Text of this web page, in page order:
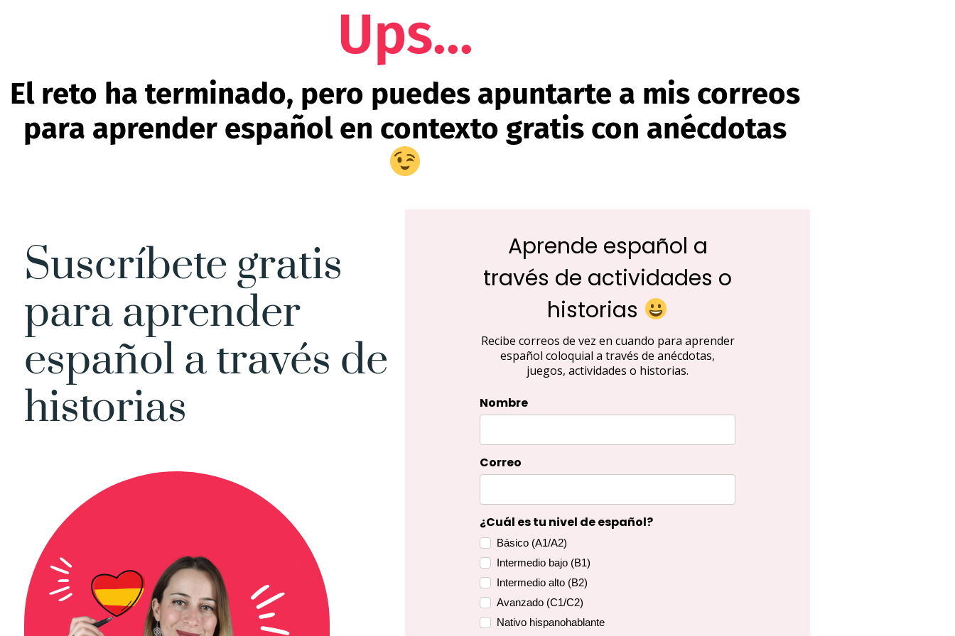
contenido
Ups...
El reto ha terminado, pero puedes apuntarte a mis correos
para aprender español en contexto gratis con anécdotas
Suscríbete gratis
para aprender
español a través de
historias
Aprende español a
través de actividades o
historias
Recibe correos de vez en cuando para aprender
español coloquial a través de anécdotas,
juegos, actividades o historias.
Nombre
Correo
¿Cuál es tu nivel de español?
Básico (A1/A2)
Intermedio bajo (B1)
Intermedio alto (B2)
Avanzado (C1/C2)
Nativo hispanohablante